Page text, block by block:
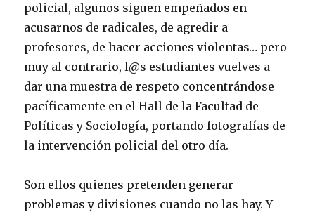
policial, algunos siguen empeñados en
acusarnos de radicales, de agredir a
profesores, de hacer acciones violentas… pero
muy al contrario, l@s estudiantes vuelves a
dar una muestra de respeto concentrándose
pacíficamente en el Hall de la Facultad de
Políticas y Sociología, portando fotografías de
la intervención policial del otro día.
Son ellos quienes pretenden generar
problemas y divisiones cuando no las hay. Y